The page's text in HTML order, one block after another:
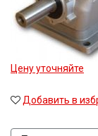
Цену уточняйте
Добавить в